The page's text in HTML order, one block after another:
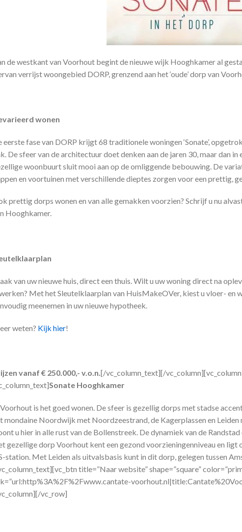
de westkant van Voorhout begint de nieuwe wijk Hooghkamer al
verrijst woongebied DORP, grenzend aan het ‘oude’ dorp van
wonen
eerste fase van DORP krijgt 68 traditionele woningen ‘Sonate’,
De sfeer van de architectuur doet denken aan de jaren 30, maar dan in
woonbuurt sluit mooi aan op de omliggende bebouwing. De
en voortuinen met verschillende dieptes zorgen voor een prettig,
prettig dorps wonen en van alle gemakken voorzien? Schrijf u nu
Hooghkamer.
van uw nieuwe huis, direct een thuis. Wilt u uw woning direct na
Met het Sleutelklaarplan van HuisMakeOVer, kiest u vloer- en
meenemen in uw nieuwe hypotheek.
weten? Kijk hier!
vanaf € 250.000,- v.o.n.[/vc_column_text][/
Sonate Hooghkamer
is het goed wonen. De sfeer is gezellig dorps met stadse
mondaine Noordwijk met Noordzeestrand, de Kagerplassen en Leiden
u hier in alle rust van de Bollenstreek. De dynamiek van de
gezellige dorp Voorhout kent een gezond voorzieningenniveau en
station. Met Leiden als uitvalsbasis kunt in dit dorp, gelegen tussen
title=”Naar website” shape=”square”
vc_row]